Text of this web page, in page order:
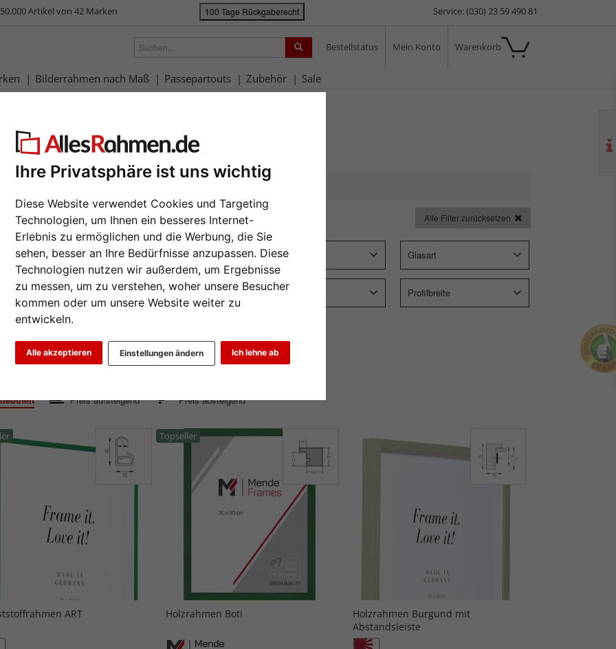
Ihre Privatsphäre ist uns wichtig
Diese Website verwendet Cookies und Targeting
Technologien, um Ihnen ein besseres Internet-
Erlebnis zu ermöglichen und die Werbung, die Sie
sehen, besser an Ihre Bedürfnisse anzupassen. Diese
Technologien nutzen wir außerdem, um Ergebnisse
zu messen, um zu verstehen, woher unsere Besucher
kommen oder um unsere Website weiter zu
entwickeln.
Alle akzeptieren Ich lehne ab
Einstellungen ändern
Artikel von 42 Marken 100 Tage Rückgaberecht Service: (030) 23 59 490 81
Bestellstatus Mein Konto Warenkorb
Bilderrahmen nach Maß Passepartouts Zubehör Sale
cm
Alle Filter zurücksetzen
Grün
Farbe Rahmentyp Glasart
Lieferung % Sale Merkmal Profilbreite
Preis aufsteigend Preis absteigend
ART
Topseller
Holzrahmen Boti
Holzrahmen Burgund mit
Abstandsleiste